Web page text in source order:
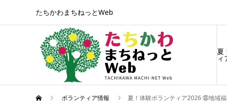
たちかわまちねっとWeb
夏
ィ
ボランティア情報 夏！体験ボランティア2026 ㉟地域